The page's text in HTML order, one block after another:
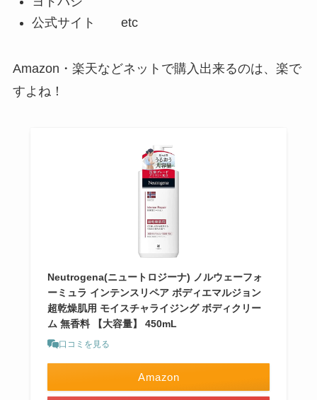
公式サイト etc
Amazon・楽天などネットで購入出来るのは、楽で
すよね！
Neutrogena(ニュートロジーナ) ノルウェーフォ
ーミュラ インテンスリペア ボディエマルジョン
超乾燥肌用 モイスチャライジング ボディクリー
ム 無香料 【大容量】 450mL
口コミを見る
Amazon